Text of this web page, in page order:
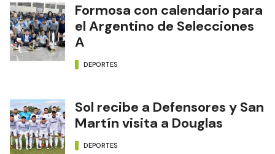
Formosa con calendario para
el Argentino de Selecciones
A
DEPORTES
Sol recibe a Defensores y San
Martín visita a Douglas
DEPORTES